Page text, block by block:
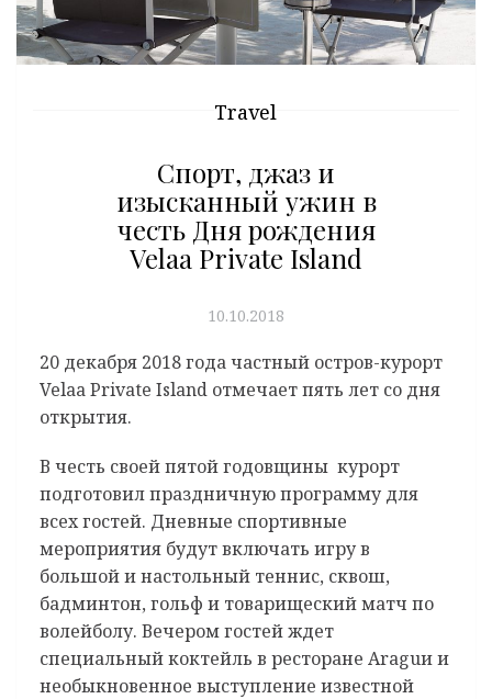
Travel
Спорт, джаз и
изысканный ужин в
честь Дня рождения
Velaa Private Island
10.10.2018
20 декабря 2018 года частный остров-курорт
Velaa Private Island отмечает пять лет со дня
открытия.
В честь своей пятой годовщины курорт
подготовил праздничную программу для
всех гостей. Дневные спортивные
мероприятия будут включать игру в
большой и настольный теннис, сквош,
бадминтон, гольф и товарищеский матч по
волейболу. Вечером гостей ждет
специальный коктейль в ресторане Araguи и
необыкновенное выступление известной